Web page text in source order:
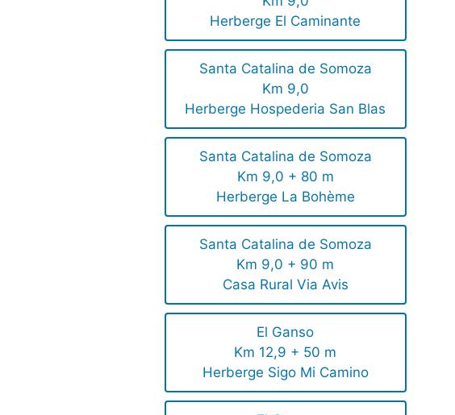
Herberge El Caminante
Santa Catalina de Somoza
Km 9,0
Herberge Hospederia San Blas
Santa Catalina de Somoza
Km 9,0 + 80 m
Herberge La Bohème
Santa Catalina de Somoza
Km 9,0 + 90 m
Casa Rural Via Avis
El Ganso
Km 12,9 + 50 m
Herberge Sigo Mi Camino